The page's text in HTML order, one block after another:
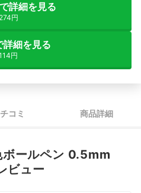
詳細を見る
274円
詳細を見る
円
コミ 商品詳細
ボールペン 0.5mm
ビュー